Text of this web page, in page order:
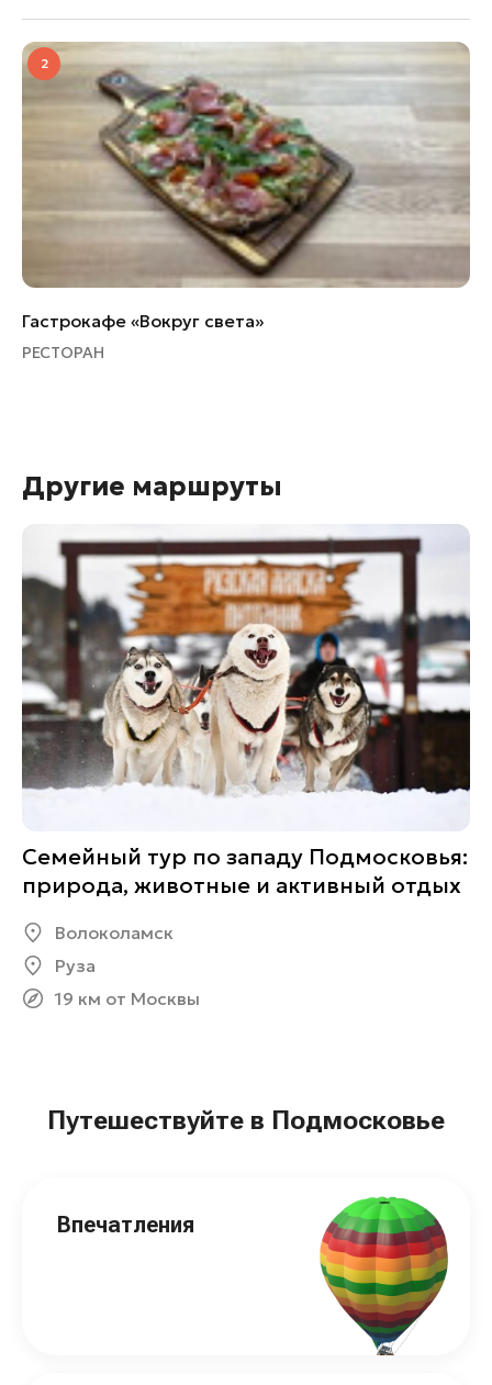
2
Гастрокафе «Вокруг света»
РЕСТОРАН
Другие маршруты
Семейный тур по западу Подмосковья:
природа, животные и активный отдых
Волоколамск
Руза
19 км от Москвы
Путешествуйте в Подмосковье
Впечатления